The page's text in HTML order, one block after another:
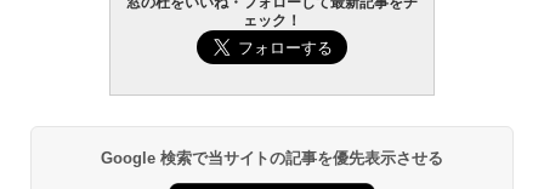
ェック！
Google 検索で当サイトの記事を優先表示させる